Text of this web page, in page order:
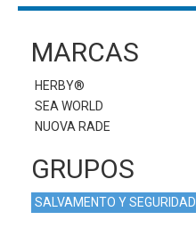
MARCAS
HERBY®
SEA WORLD
NUOVA RADE
GRUPOS
SALVAMENTO Y SEGURIDAD